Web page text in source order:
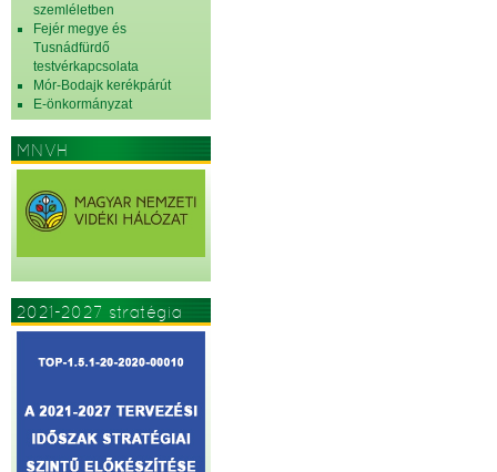
szemléletben
Fejér megye és
Tusnádfürdő
testvérkapcsolata
Mór-Bodajk kerékpárút
E-önkormányzat
MNVH
2021-2027 stratégia